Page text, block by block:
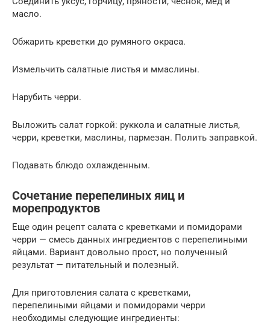
масло.
Обжарить креветки до румяного окраса.
Измельчить салатные листья и ммаслины.
Нарубить черри.
Выложить салат горкой: руккола и салатные листья,
черри, креветки, маслины, пармезан. Полить заправкой.
Подавать блюдо охлажденным.
Сочетание перепелиных яиц и
морепродуктов
Еще один рецепт салата с креветками и помидорами
черри — смесь данных ингредиентов с перепелиными
яйцами. Вариант довольно прост, но полученный
результат — питательный и полезный.
Для приготовления салата с креветками,
перепелиными яйцами и помидорами черри
необходимы следующие ингредиенты: